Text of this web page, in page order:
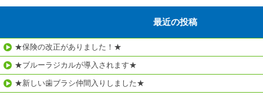
最近の投稿
★保険の改正がありました！★
★ブルーラジカルが導入されます★
★新しい歯ブラシ仲間入りしました★